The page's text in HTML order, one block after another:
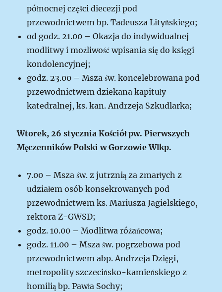
północnej części diecezji pod
przewodnictwem bp. Tadeusza Lityńskiego;
od godz. 21.00 – Okazja do indywidualnej
modlitwy i możliwość wpisania się do księgi
kondolencyjnej;
godz. 23.00 – Msza św. koncelebrowana pod
przewodnictwem dziekana kapituły
katedralnej, ks. kan. Andrzeja Szkudlarka;
Wtorek, 26 styczniaKościół pw. Pierwszych
Męczenników Polski w Gorzowie Wlkp.
7.00 – Msza św. z jutrznią za zmarłych z
udziałem osób konsekrowanych pod
przewodnictwem ks. Mariusza Jagielskiego,
rektora Z-GWSD;
godz. 10.00 – Modlitwa różańcowa;
godz. 11.00 – Msza św. pogrzebowa pod
przewodnictwem abp. Andrzeja Dzięgi,
metropolity szczecińsko-kamieńskiego z
homilią bp. Pawła Sochy;